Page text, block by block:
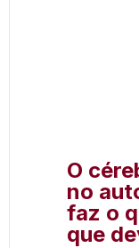
O
no
faz o
que